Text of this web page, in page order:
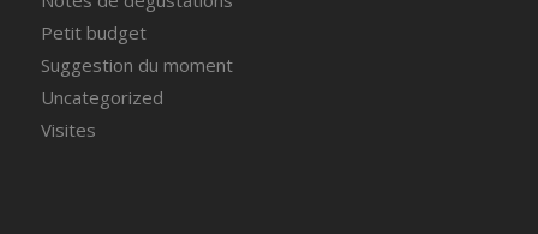
Petit budget
Suggestion du moment
Uncategorized
Visites